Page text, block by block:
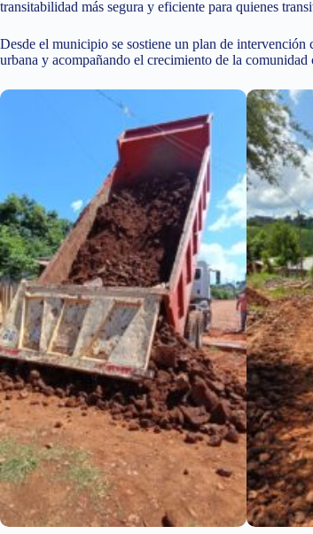
transitabilidad más segura y eficiente para quienes
Desde el municipio se sostiene un plan de
urbana y acompañando el crecimiento de la comunidad